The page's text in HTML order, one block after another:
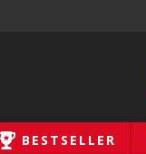
BESTSELLER